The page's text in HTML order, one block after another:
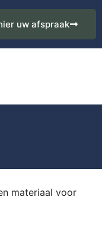
uw afspraak
materiaal voor